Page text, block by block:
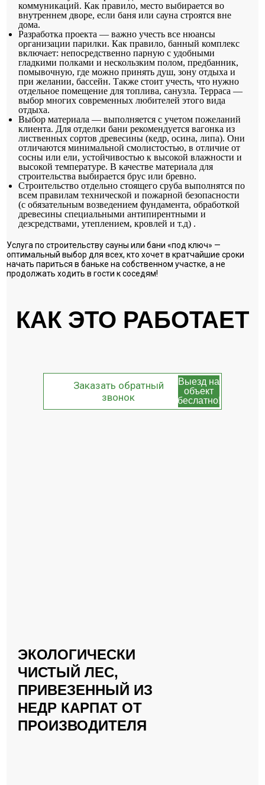
коммуникаций. Как правило, место выбирается во
внутреннем дворе, если баня или сауна строятся вне
дома.
Разработка проекта — важно учесть все нюансы
организации парилки. Как правило, банный комплекс
включает: непосредственно парную с удобными
гладкими полками и нескользким полом, предбанник,
помывочную, где можно принять душ, зону отдыха и
при желании, бассейн. Также стоит учесть, что нужно
отдельное помещение для топлива, санузла. Терраса —
выбор многих современных любителей этого вида
отдыха.
Выбор материала — выполняется с учетом пожеланий
клиента. Для отделки бани рекомендуется вагонка из
лиственных сортов древесины (кедр, осина, липа). Они
отличаются минимальной смолистостью, в отличие от
сосны или ели, устойчивостью к высокой влажности и
высокой температуре. В качестве материала для
строительства выбирается брус или бревно.
Строительство отдельно стоящего сруба выполнятся по
всем правилам технической и пожарной безопасности
(с обязательным возведением фундамента, обработкой
древесины специальными антипирентными и
дезсредствами, утеплением, кровлей и т.д) .
Услуга по строительству сауны или бани «под ключ» —
оптимальный выбор для всех, кто хочет в кратчайшие сроки
начать париться в баньке на собственном участке, а не
продолжать ходить в гости к соседям!
КАК ЭТО РАБОТАЕТ
Заказать обратный
звонок
Выезд на
объект
беслатно!
ЭКОЛОГИЧЕСКИ
ЧИСТЫЙ ЛЕС,
ПРИВЕЗЕННЫЙ ИЗ
НЕДР КАРПАТ ОТ
ПРОИЗВОДИТЕЛЯ